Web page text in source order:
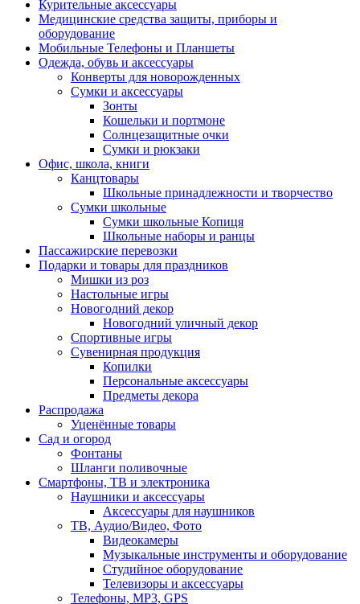
Курительные аксессуары
Медицинские средства защиты, приборы и
оборудование
Мобильные Телефоны и Планшеты
Одежда, обувь и аксессуары
Конверты для новорожденных
Сумки и аксессуары
Зонты
Кошельки и портмоне
Солнцезащитные очки
Сумки и рюкзаки
Офис, школа, книги
Канцтовары
Школьные принадлежности и творчество
Сумки школьные
Сумки школьные Копиця
Школьные наборы и ранцы
Пассажирские перевозки
Подарки и товары для праздников
Мишки из роз
Настольные игры
Новогодний декор
Новогодний уличный декор
Спортивные игры
Сувенирная продукция
Копилки
Персональные аксессуары
Предметы декора
Распродажа
Уценённые товары
Сад и огород
Фонтаны
Шланги поливочные
Смартфоны, ТВ и электроника
Наушники и аксессуары
Аксессуары для наушников
ТВ, Аудио/Видео, Фото
Видеокамеры
Музыкальные инструменты и оборудование
Студийное оборудование
Телевизоры и аксессуары
Телефоны, МР3, GPS